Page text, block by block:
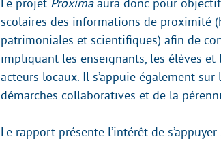
Le projet Proximaaura donc pour
scolaires des informations de proximité
patrimoniales et scientifiques) afin de
impliquant les enseignants, les élèves et
acteurs locaux. Il s’appuie également
démarches collaboratives et de la
Le rapport présente l’intérêt de